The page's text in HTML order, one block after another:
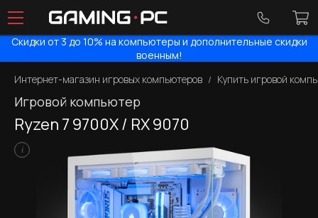
Скидки от 3 до 10% на компьютеры и дополнительные скидки
военным!
Интернет-магазин игровых компьютеров
Купить игровой
Игровой компьютер
Ryzen 7 9700X / RX 9070
i